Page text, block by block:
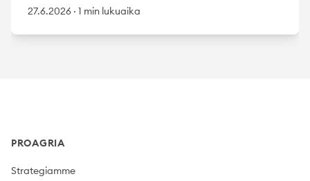
27.6.2026 · 1 min lukuaika
PROAGRIA
Strategiamme